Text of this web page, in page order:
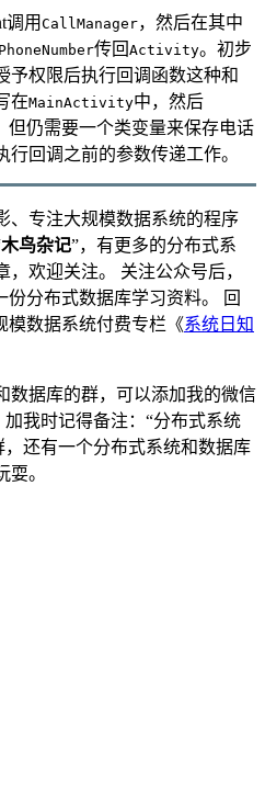
调用CallManager，然后在其中
PhoneNumber传回 Activity。初步
予权限后执行回调函数这种和
在MainActivity中，然后
但仍需要一个类变量来保存电话
回调之前的参数传递工作。
、专注大规模数据系统的程序
木鸟杂记”，有更多的分布式系
欢迎关注。 关注公众号后，
份分布式数据库学习资料。 回
模数据系统付费专栏《系统日知
数据库的群，可以添加我的微信
加我时记得备注：“分布式系统
还有一个分布式系统和数据库
耍。